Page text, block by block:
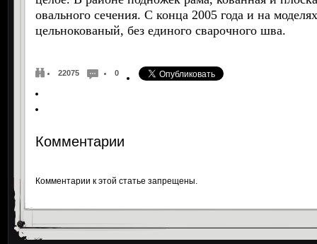
овального сечения. С конца 2005 года и на
цельнокованый, без единого сварочного шва.
22075 0
Комментарии
Комментарии к этой статье запрещены.